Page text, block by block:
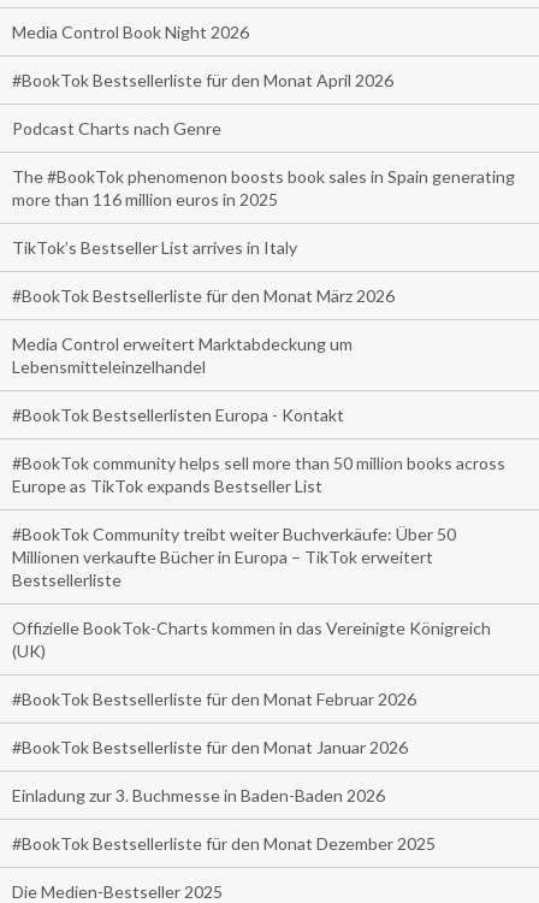
Media Control Book Night 2026
#BookTok Bestsellerliste für den Monat April 2026
Podcast Charts nach Genre
The #BookTok phenomenon boosts book sales in Spain generating
more than 116 million euros in 2025
TikTok’s Bestseller List arrives in Italy
#BookTok Bestsellerliste für den Monat März 2026
Media Control erweitert Marktabdeckung um
Lebensmitteleinzelhandel
#BookTok Bestsellerlisten Europa - Kontakt
#BookTok community helps sell more than 50 million books across
Europe as TikTok expands Bestseller List
#BookTok Community treibt weiter Buchverkäufe: Über 50
Millionen verkaufte Bücher in Europa – TikTok erweitert
Bestsellerliste
Offizielle BookTok-Charts kommen in das Vereinigte Königreich
(UK)
#BookTok Bestsellerliste für den Monat Februar 2026
#BookTok Bestsellerliste für den Monat Januar 2026
Einladung zur 3. Buchmesse in Baden-Baden 2026
#BookTok Bestsellerliste für den Monat Dezember 2025
Die Medien-Bestseller 2025